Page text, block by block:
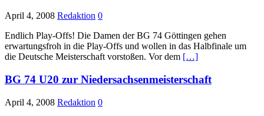
April 4, 2008 Redaktion 0
Endlich Play-Offs! Die Damen der BG 74 Göttingen gehen
erwartungsfroh in die Play-Offs und wollen in das Halbfinale um
die Deutsche Meisterschaft vorstoßen. Vor dem […]
BG 74 U20 zur Niedersachsenmeisterschaft
April 4, 2008 Redaktion 0